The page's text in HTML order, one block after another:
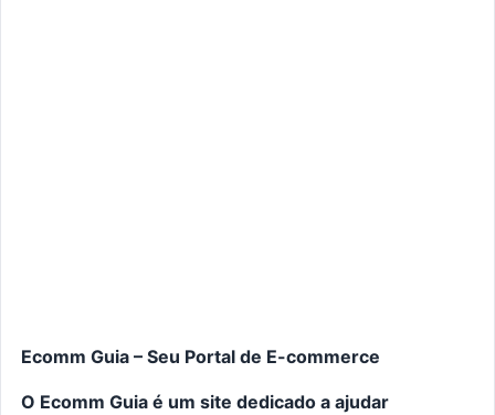
Ecomm Guia – Seu Portal de E-commerce
O Ecomm Guia é um site dedicado a ajudar